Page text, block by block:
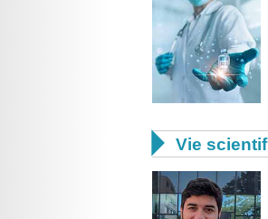
 Vie